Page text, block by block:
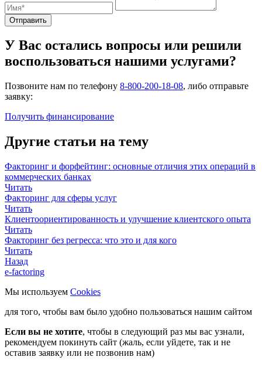
Отправить
У Вас остались вопросы или решили
воспользоваться нашими услугами?
Позвоните нам по телефону 8-800-200-18-08, либо отправьте
заявку:
Получить финансирование
Другие статьи на тему
Факторинг и форфейтинг: основные отличия этих операций в
коммерческих банках
Читать
Факторинг для сферы услуг
Читать
Клиентоориентированность и улучшение клиентского опыта
Читать
Факторинг без регресса: что это и для кого
Читать
Назад
e-factoring
Мы используем Cookies
для того, чтобы вам было удобно пользоваться нашим сайтом
Если вы не хотите, чтобы в следующий раз мы вас узнали,
рекомендуем покинуть сайт (жаль, если уйдете, так и не
оставив заявку или не позвонив нам)